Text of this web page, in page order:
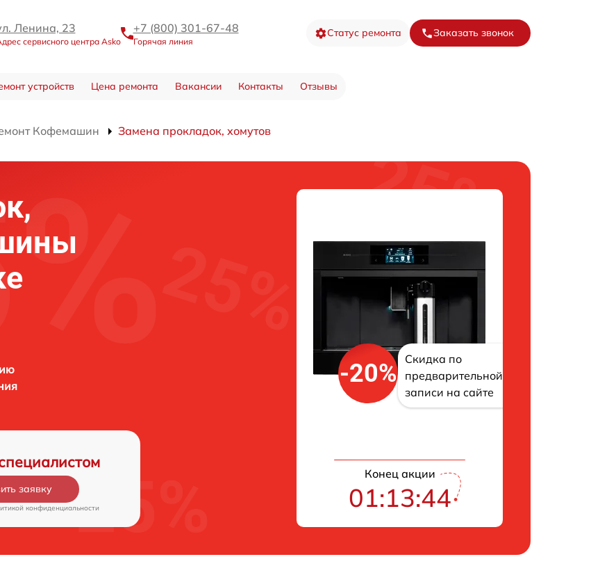
Ленина, 23
сервисного центра Asko
+7 (800) 301-67-48
Горячая линия
Статус ремонта Заказать звонок
устройств Цена ремонта Вакансии Контакты Отзывы
Кофемашин Замена прокладок, хомутов
заявку
конфиденциальности
-20%
Скидка по
предварительной
записи на сайте
Конец акции
01:13:43